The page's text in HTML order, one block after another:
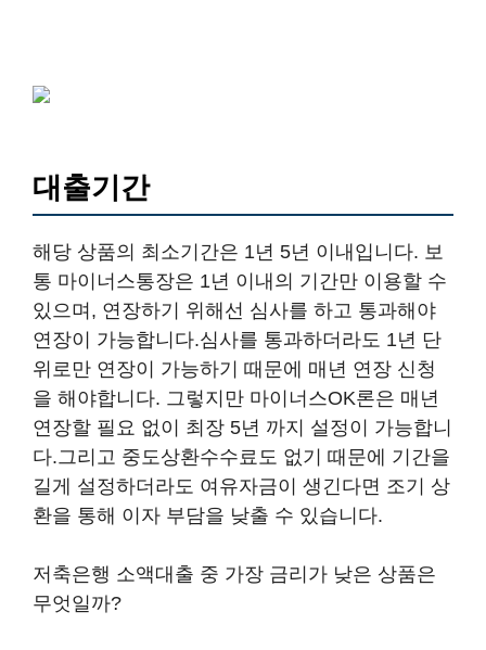
대출기간
해당 상품의 최소기간은 1년 5년 이내입니다. 보
통 마이너스통장은 1년 이내의 기간만 이용할 수
있으며, 연장하기 위해선 심사를 하고 통과해야
연장이 가능합니다.심사를 통과하더라도 1년 단
위로만 연장이 가능하기 때문에 매년 연장 신청
을 해야합니다. 그렇지만 마이너스OK론은 매년
연장할 필요 없이 최장 5년 까지 설정이 가능합니
다.그리고 중도상환수수료도 없기 때문에 기간을
길게 설정하더라도 여유자금이 생긴다면 조기 상
환을 통해 이자 부담을 낮출 수 있습니다.
저축은행 소액대출 중 가장 금리가 낮은 상품은
무엇일까?